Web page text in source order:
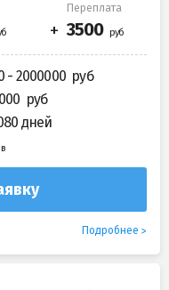
Переплата
- 2000000
дней
Подробнее